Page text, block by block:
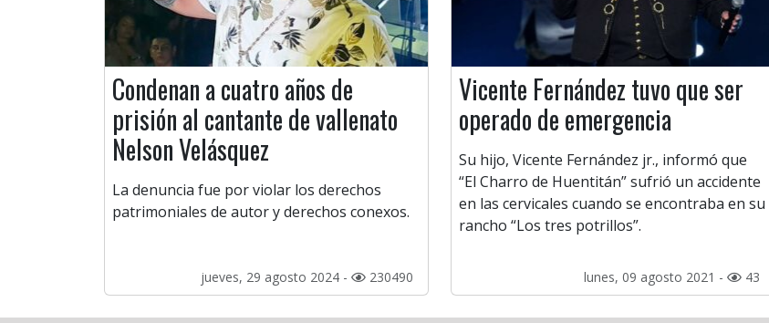
Condenan a cuatro años de
prisión al cantante de vallenato
Nelson Velásquez
La denuncia fue por violar los derechos
patrimoniales de autor y derechos conexos.
jueves, 29 agosto 2024 - 230490
Vicente Fernández tuvo que ser
operado de emergencia
Su hijo, Vicente Fernández jr., informó que
“El Charro de Huentitán” sufrió un accidente
en las cervicales cuando se encontraba en su
rancho “Los tres potrillos”.
lunes, 09 agosto 2021 - 43